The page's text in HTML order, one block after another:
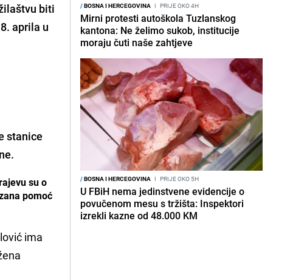
biti
aprila u
stanice
.
su o
pomoć
ima
/BOSNA I HERCEGOVINA I PRIJE OKO 4H
Mirni protesti autoškola Tuzlanskog
kantona: Ne želimo sukob, institucije
moraju čuti naše zahtjeve
/BOSNA I HERCEGOVINA I PRIJE OKO 5H
U FBiH nema jedinstvene evidencije o
povučenom mesu s tržišta: Inspektori
izrekli kazne od 48.000 KM